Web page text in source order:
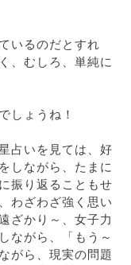
いるのだとすれ
、むしろ、単純に
しょうね！
占いを見ては、好
しながら、たまに
振り返ることもせ
わざわざ強く思い
ざかり～、女子力
ながら、「もう～
がら、現実の問題